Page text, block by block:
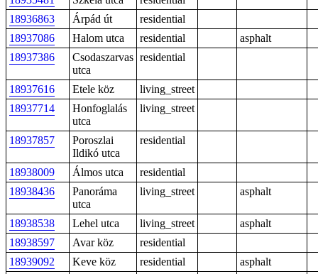
18936863
Árpád út
residential
18937086
Halom utca residential
asphalt
18937386
Csodaszarvas
utca
residential
18937616 Etele köz
living_street
18937714
Honfoglalás
utca
living_street
18937857
Poroszlai
Ildikó utca
residential
18938009 Álmos utca
residential
18938436
Panoráma
utca
living_street asphalt
18938538 Lehel utca living_street
asphalt
18938597
Avar köz
residential
18939092
Keve köz residential
asphalt